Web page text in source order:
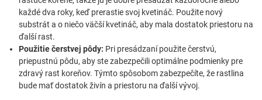
každé dva roky, keď prerastie svoj kvetináč. Použite nový
substrát a o niečo väčší kvetináč, aby mala dostatok priestoru na
ďalší rast.
Použitie čerstvej pôdy: Pri presádzaní použite čerstvú,
priepustnú pôdu, aby ste zabezpečili optimálne podmienky pre
zdravý rast koreňov. Týmto spôsobom zabezpečíte, že rastlina
bude mať dostatok živín a priestoru na ďalší vývoj.